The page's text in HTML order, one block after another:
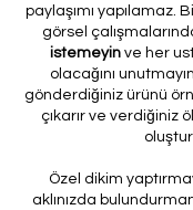
paylaşımı yapılamaz.
görsel
istemeyin ve her
olacağını
gönderdiğiniz ürünü
çıkarır ve verdiğiniz
Özel dikim
aklınızda